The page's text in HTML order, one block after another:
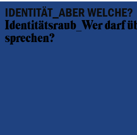
IDENTITÄT_ABER WELCHE?
Identitätsraub_Wer darf
sprechen?